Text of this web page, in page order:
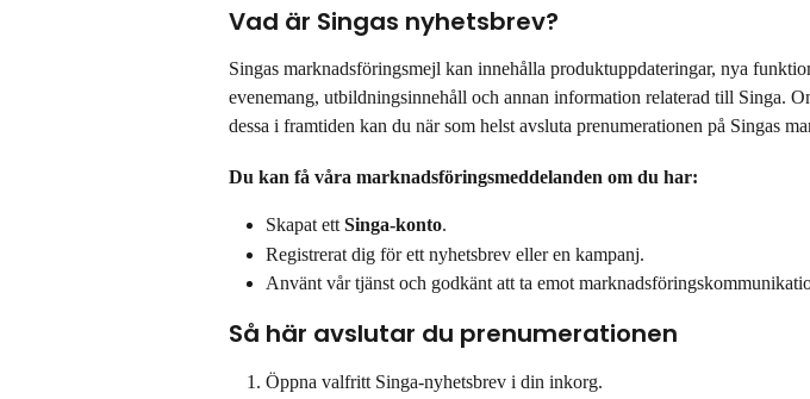
Vad är Singas nyhetsbrev?
Singas marknadsföringsmejl kan innehålla produktuppdateringar, nya
evenemang, utbildningsinnehåll och annan information relaterad till Singa.
dessa i framtiden kan du när som helst avsluta prenumerationen på Singas
Du kan få våra marknadsföringsmeddelanden om du har:
Skapat ett Singa-konto.
Registrerat dig för ett nyhetsbrev eller en kampanj.
Använt vår tjänst och godkänt att ta emot
Så här avslutar du prenumerationen
Öppna valfritt Singa-nyhetsbrev i din inkorg.